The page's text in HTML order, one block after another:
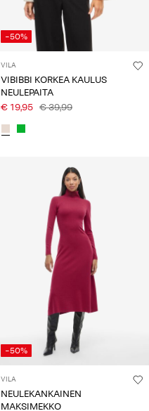
-50%
VILA
VIBIBBI KORKEA KAULUS
NEULEPAITA
€ 19,95 € 39,99
-50%
VILA
NEULEKANKAINEN
MAKSIMEKKO